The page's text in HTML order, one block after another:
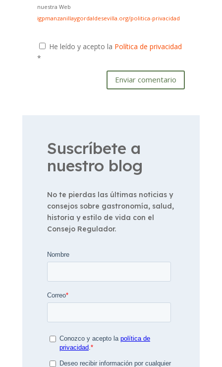
nuestra Web
igpmanzanillaygordaldesevilla.org/politica-privacidad
He leído y acepto la Política de privacidad
*
Enviar comentario
Suscríbete a
nuestro blog
No te pierdas las últimas noticias y
consejos sobre gastronomía, salud,
historia y estilo de vida con el
Consejo Regulador.